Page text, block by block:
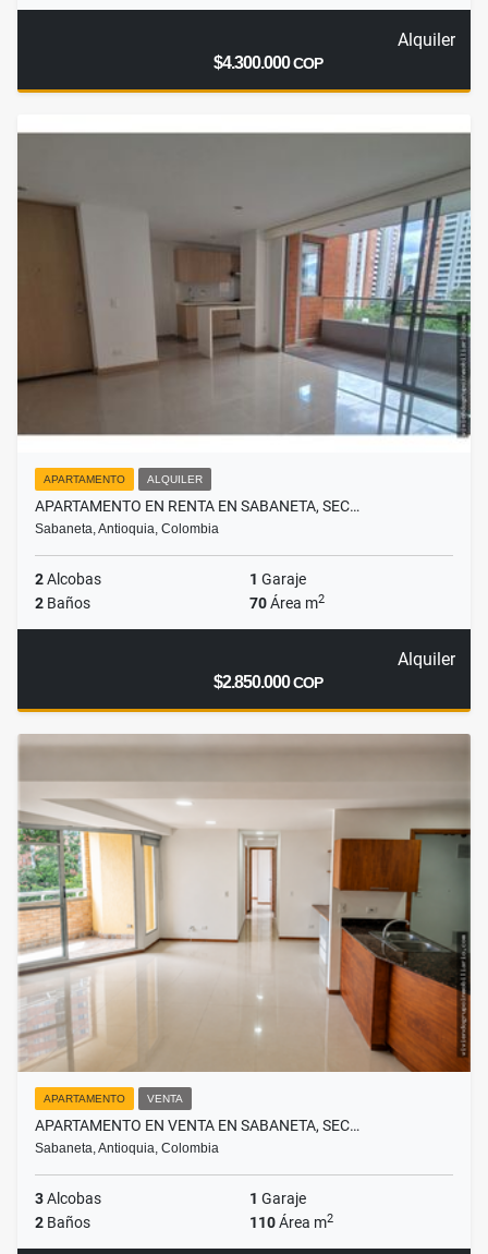
Alquiler
$4.300.000COP
APARTAMENTO ALQUILER
APARTAMENTO EN RENTA EN SABANETA, SEC…
Sabaneta, Antioquia, Colombia
2Alcobas 1 Garaje
2 Baños 70Área m2
Alquiler
$2.850.000COP
APARTAMENTO VENTA
APARTAMENTO EN VENTA EN SABANETA, SEC…
Sabaneta, Antioquia, Colombia
3Alcobas 1 Garaje
2 Baños 110Área m2